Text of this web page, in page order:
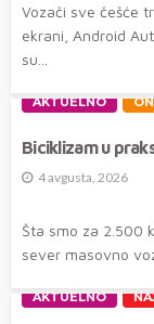
Vozači sve češće
ekrani, Android
su...
AKTUELNO
Biciklizam u
4 avgusta, 2026
Šta smo za 2.500
sever masovno
AKTUELNO